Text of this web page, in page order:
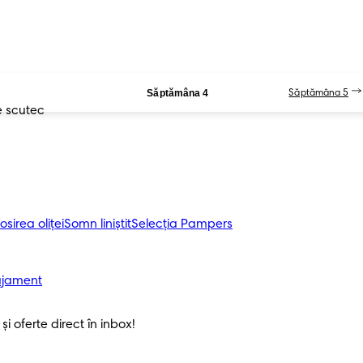
scutec
olițeiSomn liniștitSelecția Pampers
oferte direct în inbox!
Săptămâna 4 Săptămâna 5